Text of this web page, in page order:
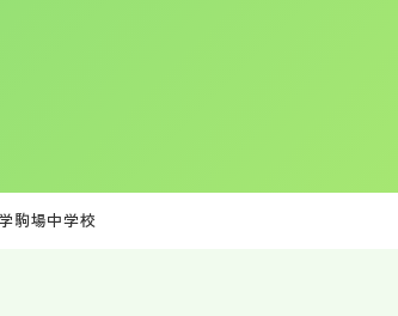
駒場中学校